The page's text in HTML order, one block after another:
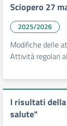
Sciopero 27
2025/2026
Modifiche delle
Attività regolari
I risultati della
salute"